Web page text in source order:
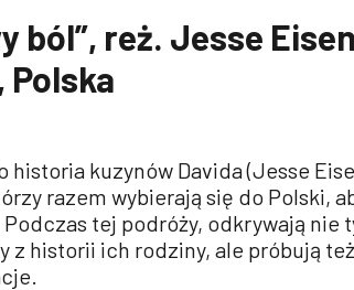
ból”, reż. Jesse
Polska
historia kuzynów Davida (Jesse
razem wybierają się do Polski,
tej podróży, odkrywają nie
z historii ich rodziny, ale próbują